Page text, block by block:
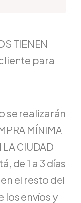
TIENEN
para
se realizarán
MÍNIMA
CIUDAD
de 1 a 3 días
el resto del
los envíos y